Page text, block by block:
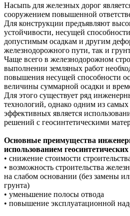
Насыпь для железных дорог
сооружением повышенной
Для конструкции предъявляют
устойчивости, несущей
допустимым осадкам и другим
железнодорожного пути, так и
Чаще всего в железнодорожном
выполнении земляных работ
повышения несущей способности
величины суммарной осадки и
Для этого существует ряд
технологий, однако одним из
эффективных является
решений с геосинтетическими
Основные преимущества
использованием
• снижение стоимости
• возможность строительства
на слабом основании (без замены
грунта)
• уменьшение полосы отвода
• повышение эксплуатационной